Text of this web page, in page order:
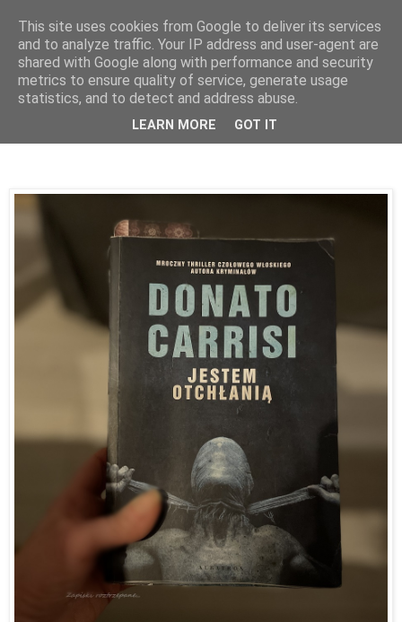
10 kwietnia 2025
Donato Carrisi "Jestem otchłanią"
This site uses cookies from Google to deliver its services
and to analyze traffic. Your IP address and user-agent are
shared with Google along with performance and security
metrics to ensure quality of service, generate usage
statistics, and to detect and address abuse.
LEARN MORE GOT IT